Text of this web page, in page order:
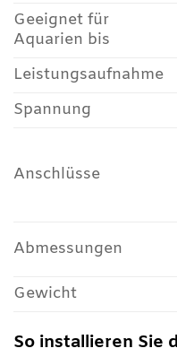
Geeignet für
Aquarien bis
Leistungsaufnahme
Spannung
Anschlüsse
Abmessungen
Gewicht
So installieren Sie